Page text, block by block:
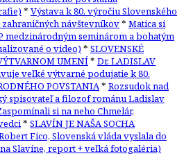
* Výstava k 80. výročiu Slovenského
návštevníkov* Matica si
medzinárodným seminárom a bohatým
o video) * SLOVENSKÉ
UMENÍ* Dr. LADISLAV
veľké výtvarné podujatie k 80.
POVSTANIA* Rozsudok nad
spisovateľ a filozof románu Ladislav
si na neho Chmelár,
* SLAVÍN JE NAŠA SOCHA
Fico, Slovenská vláda vyslala do
Slavíne, report + veľká fotogaléria)